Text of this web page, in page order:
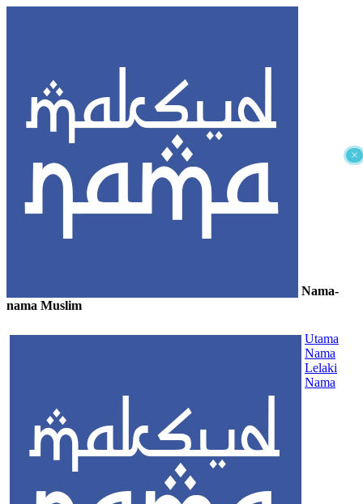
×
Nama-
nama Muslim
Utama
Nama
Lelaki
Nama